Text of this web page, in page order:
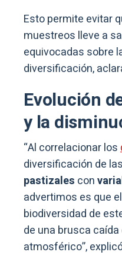
Esto permite evitar
muestreos lleve a
equivocadas sobre
diversificación,
Evolución
y la
“Al correlacionar los
diversificación de
pastizales con
advertimos es que
biodiversidad de
de una brusca
atmosférico”,